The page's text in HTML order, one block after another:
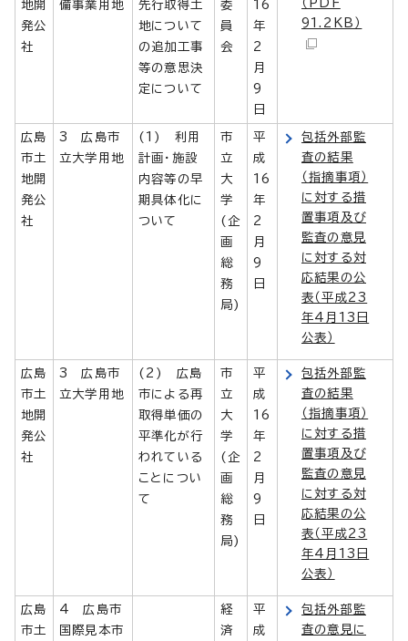
地開
発公
社
備事業用地
先行取得土
地について
の追加工事
等の意思決
定について
委
員
会
16
年
2
月
9
日
91.2KB）
広島
市土
地開
発公
社
3 広島市
立大学用地
(1) 利用
計画・施設
内容等の早
期具体化に
ついて
市
立
大
学
(企
画
総
務
局)
平
成
16
年
2
月
9
日
包括外部監
査の結果
（指摘事項）
に対する措
置事項及び
監査の意見
に対する対
応結果の公
表（平成23
年4月13日
公表）
広島
市土
地開
発公
社
3 広島市
立大学用地
(2) 広島
市による再
取得単価の
平準化が行
われている
ことについ
て
市
立
大
学
(企
画
総
務
局)
平
成
16
年
2
月
9
日
包括外部監
査の結果
（指摘事項）
に対する措
置事項及び
監査の意見
に対する対
応結果の公
表（平成23
年4月13日
公表）
広島
市土
4 広島市
国際見本市
経
済
平
成
包括外部監
査の意見に